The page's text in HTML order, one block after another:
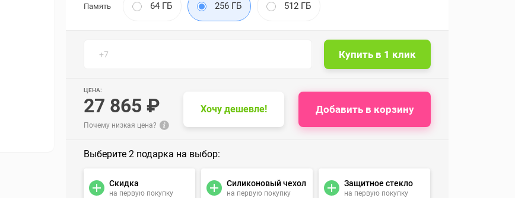
Память 64 ГБ 256 ГБ 512 ГБ
ЦЕНА:
27 865 ₽
Почему низкая цена?
Хочу дешевле! Добавить в корзину
Выберите 2 подарка на выбор:
Скидка
на первую покупку
Силиконовый чехол
на первую покупку
Защитное стекло
на первую покупку